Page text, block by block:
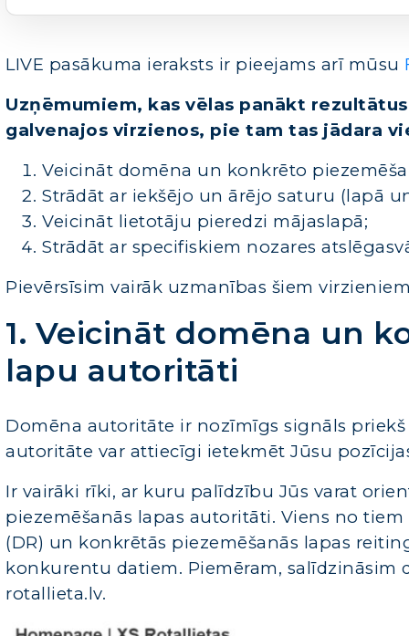
LIVE pasākuma ieraksts ir pieejams arī mūsu
Uzņēmumiem, kas vēlas panākt
galvenajos virzienos, pie tam tas jādara
Veicināt domēna un konkrēto
Strādāt ar iekšējo un ārējo saturu (lapā
Veicināt lietotāju pieredzi mājaslapā;
Strādāt ar specifiskiem nozares
Pievērsīsim vairāk uzmanības šiem
1. Veicināt domēna un
lapu autoritāti
Domēna autoritāte ir nozīmīgs signāls
autoritāte var attiecīgi ietekmēt Jūsu
Ir vairāki rīki, ar kuru palīdzību Jūs varat
piezemēšanās lapas autoritāti. Viens no
(DR) un konkrētās piezemēšanās lapas
konkurentu datiem. Piemēram, salīdzināsim
rotallieta.lv.